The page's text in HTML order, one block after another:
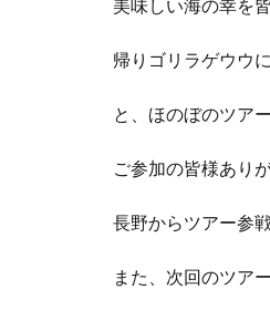
美味しい海の幸を
帰りゴリラゲウウ
と、ほのぼのツア
ご参加の皆様あり
長野からツアー参
また、次回のツア